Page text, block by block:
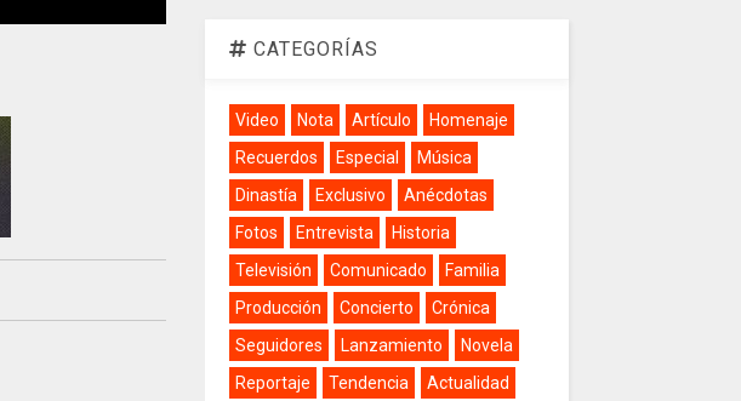
CATEGORÍAS
Video Nota Artículo
Homenaje
Recuerdos
Especial
Música
Dinastía
Exclusivo
Anécdotas
Fotos
Entrevista
Historia
Televisión
Comunicado
Familia
Producción
Concierto
Crónica
Seguidores
Lanzamiento
Novela
Reportaje
Tendencia
Actualidad